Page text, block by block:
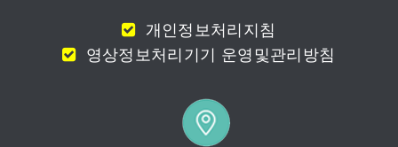
개인정보처리지침
영상정보처리기기 운영및관리방침